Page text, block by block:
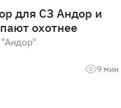
для СЗ Андор и
охотнее
9 мин